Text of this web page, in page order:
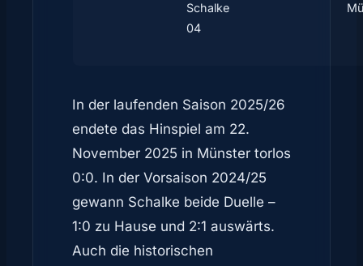
Schalke
04
In der laufenden Saison 2025/26
endete das Hinspiel am 22.
November 2025 in Münster torlos
0:0. In der Vorsaison 2024/25
gewann Schalke beide Duelle –
1:0 zu Hause und 2:1 auswärts.
Auch die historischen